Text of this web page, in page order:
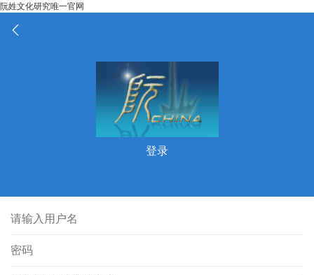
阮姓文化研究唯一官网
登录